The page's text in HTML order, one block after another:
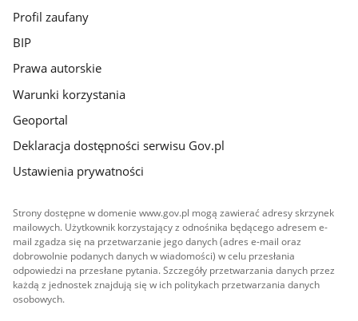
Profil zaufany
BIP
Prawa autorskie
Warunki korzystania
Geoportal
Deklaracja dostępności serwisu Gov.pl
Ustawienia prywatności
Strony dostępne w domenie www.gov.pl mogą zawierać adresy skrzynek
mailowych. Użytkownik korzystający z odnośnika będącego adresem e-
mail zgadza się na przetwarzanie jego danych (adres e-mail oraz
dobrowolnie podanych danych w wiadomości) w celu przesłania
odpowiedzi na przesłane pytania. Szczegóły przetwarzania danych przez
każdą z jednostek znajdują się w ich politykach przetwarzania danych
osobowych.